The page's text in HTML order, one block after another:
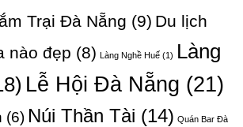
Trại Đà Nẵng (9) Du lịch
nào đẹp (8) Làng Nghề Huế (1) Làng
Lễ Hội Đà Nẵng (21)
(6) Núi Thần Tài (14) Quán Bar Đà